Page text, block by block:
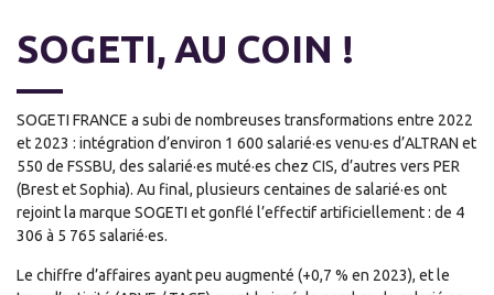
SOGETI, AU COIN !
SOGETI FRANCE a subi de nombreuses transformations entre 2022
et 2023 : intégration d’environ 1 600 salarié·es venu·es d’ALTRAN et
550 de FSSBU, des salarié·es muté·es chez CIS, d’autres vers PER
(Brest et Sophia). Au final, plusieurs centaines de salarié·es ont
rejoint la marque SOGETI et gonflé l’effectif artificiellement : de 4
306 à 5 765 salarié·es.
Le chiffre d’affaires ayant peu augmenté (+0,7 % en 2023), et le